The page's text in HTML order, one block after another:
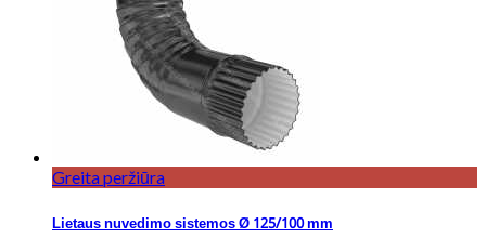
Greita peržiūra
Lietaus nuvedimo sistemos Ø 125/100 mm